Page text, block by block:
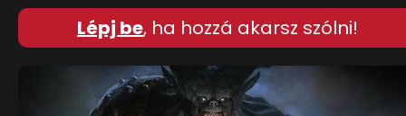
Lépj be, ha hozzá akarsz szólni!